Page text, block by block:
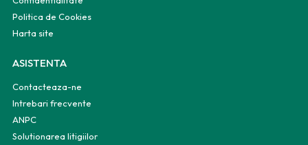
Politica de Cookies
Harta site
ASISTENTA
Contacteaza-ne
Intrebari frecvente
ANPC
Solutionarea litigiilor